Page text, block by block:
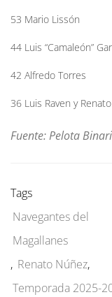
53 Mario Lissón
44 Luis “Camaleón”
42 Alfredo Torres
36 Luis Raven y
Fuente: Pelota
Tags
Navegantes del
Magallanes
, Renato Núñez,
Temporada 2025-